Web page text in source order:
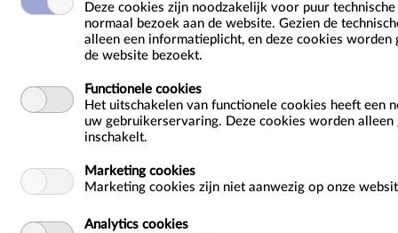
Welkom in onze ticketshop
Tickets.
Wil je betalen na ontvangst van
bedrijven, scholen of verenigingen met
Deze cookies zijn noodzakelijk voor puur
normaal bezoek aan de website. Gezien de
alleen een informatieplicht, en deze cookies worden
de website bezoekt.
Functionele cookies
Het uitschakelen van functionele cookies heeft een
uw gebruikerservaring. Deze cookies worden alleen
inschakelt.
Marketing cookies
Marketing cookies zijn niet aanwezig op onze
Analytics cookies